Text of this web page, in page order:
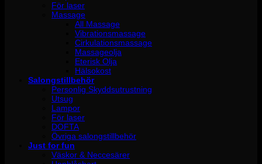
För laser
Massage
All Massage
Vibrationsmassage
Cirkulationsmassage
Massageolja
Eterisk Olja
Hälsokost
Salongstillbehör
Personlig Skyddsutrustning
Utsug
Lampor
För laser
DOFTA
Övriga salongstillbehör
Just for fun
Väskor & Neccesärer